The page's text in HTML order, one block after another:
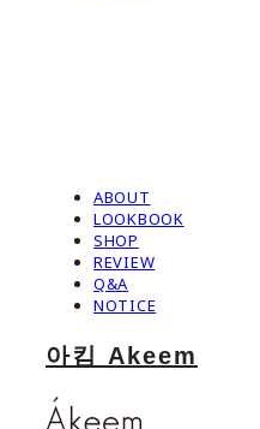
ABOUT
LOOKBOOK
SHOP
REVIEW
Q&A
NOTICE
아킴 Akeem